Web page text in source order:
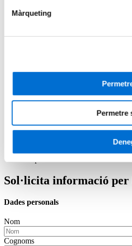
Màrqueting
Permetre
Per què IL3-UB?
Metodologia IL3-UB
Impulsa la teva carrera
Empreses col·laboradores
Esdeveniments Talent HUB
Presentació del centre
Serveis de l'IL3-UB
Sol·licita informació per
Dades personals
Nom
Cognoms